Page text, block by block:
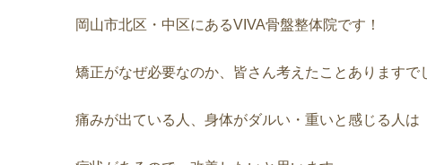
岡山市北区・中区にあるVIVA骨盤整体院です！
矯正がなぜ必要なのか、皆さん考えたことありますで
痛みが出ている人、身体がダルい・重いと感じる人は